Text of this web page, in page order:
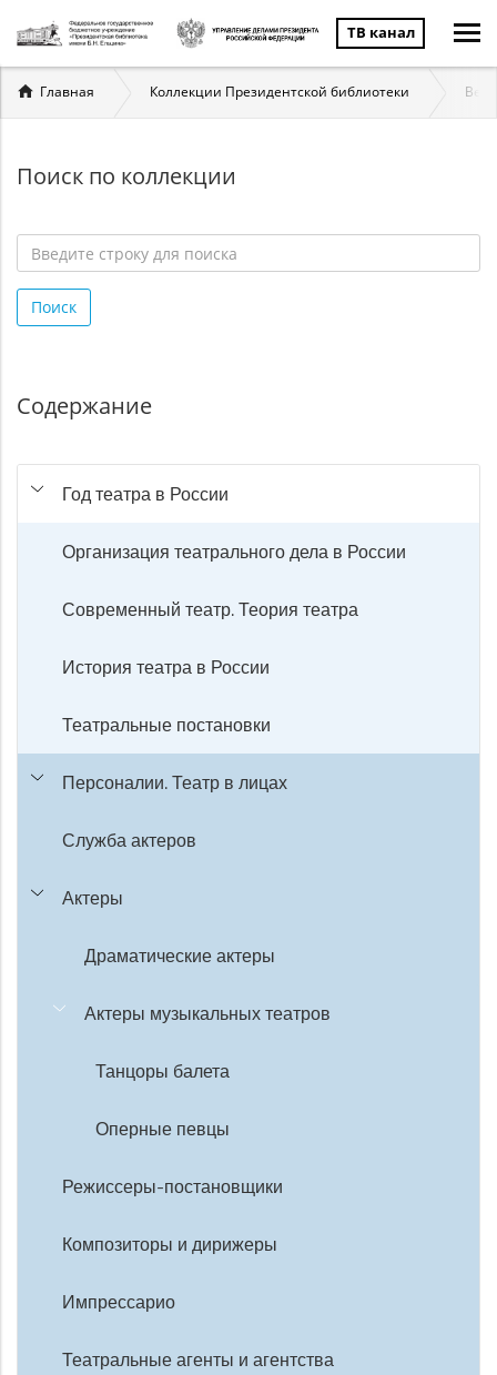
ТВ канал
Вы
здесь
Главная Коллекции Президентской библиотеки
Поиск по коллекции
строку
для
Поиск
Содержание
Год театра в России
Организация театрального дела в России
Современный театр. Теория театра
История театра в России
Театральные постановки
Персоналии. Театр в лицах
Служба актеров
Актеры
Драматические актеры
Актеры музыкальных театров
Танцоры балета
Оперные певцы
Режиссеры-постановщики
Композиторы и дирижеры
Импрессарио
Театральные агенты и агентства